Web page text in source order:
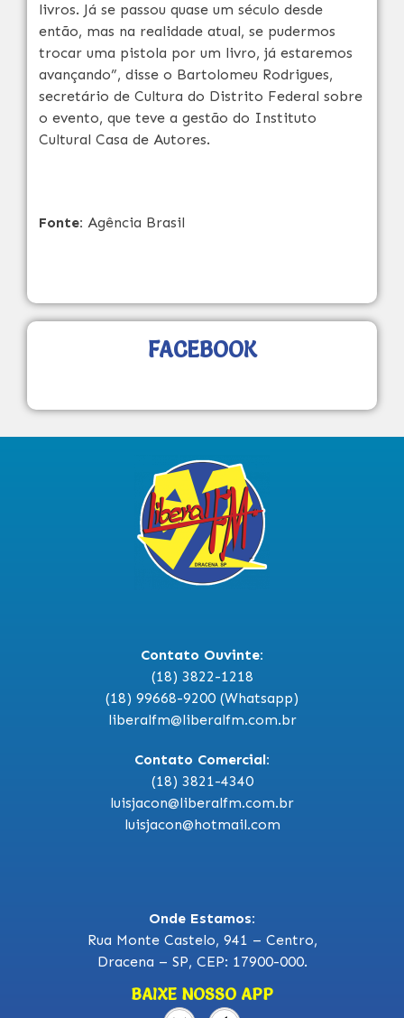
livros. Já se passou quase um século desde
então, mas na realidade atual, se pudermos
trocar uma pistola por um livro, já estaremos
avançando”, disse o Bartolomeu Rodrigues,
secretário de Cultura do Distrito Federal sobre
o evento, que teve a gestão do Instituto
Cultural Casa de Autores.
Fonte: Agência Brasil
FACEBOOK
Contato Ouvinte:
(18) 3822-1218
(18) 99668-9200 (Whatsapp)
liberalfm@liberalfm.com.br
Contato Comercial:
(18) 3821-4340
luisjacon@liberalfm.com.br
luisjacon@hotmail.com
Onde Estamos:
Rua Monte Castelo, 941 – Centro,
Dracena – SP, CEP: 17900-000.
BAIXE NOSSO APP